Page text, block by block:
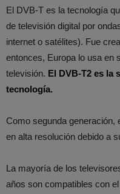
El DVB-T es la tecnología
de televisión digital por
internet o satélites). Fue
entonces, Europa lo usa en
televisión. El DVB-T2 es la
tecnología.
Como segunda generación,
en alta resolución debido a
La mayoría de los
años son compatibles con